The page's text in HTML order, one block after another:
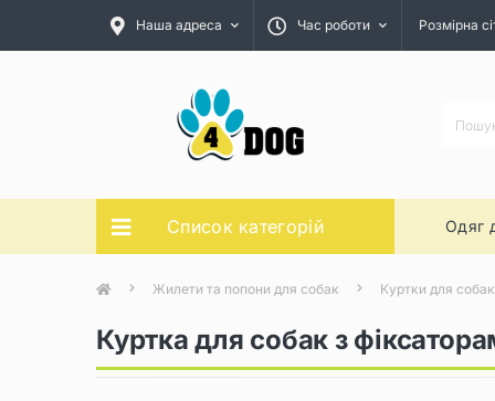
Наша адреса Час роботи Розмірна
Список категорій Одяг
Жилети та попони для собак Куртки для собак
Куртка для собак з